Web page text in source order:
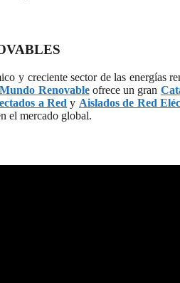
y creciente sector de las
Mundo Renovableofrece un gran
a Red y Aislados de Red
el mercado global.